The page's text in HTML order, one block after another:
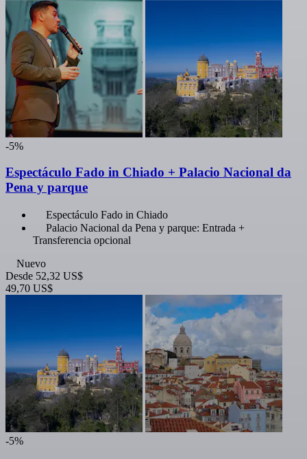
-5%
Espectáculo Fado in Chiado + Palacio Nacional da
Pena y parque
Espectáculo Fado in Chiado
Palacio Nacional da Pena y parque: Entrada +
Transferencia opcional
Nuevo
Desde 52,32 US$
49,70 US$
-5%